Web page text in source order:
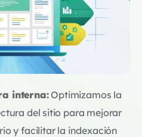
interna:Optimizamos la
del sitio para mejorar
y facilitar la indexación